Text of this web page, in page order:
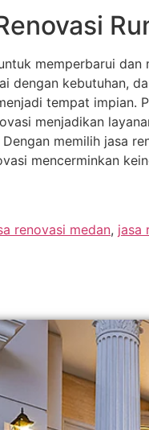
memperbarui dan
dengan kebutuhan,
tempat impian.
menjadikan
memilih jasa
mencerminkan
renovasi medan, jasa